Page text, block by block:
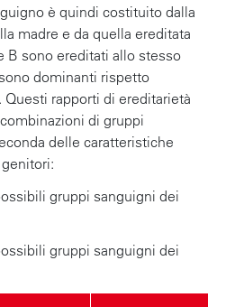
è quindi costituito dalla
madre e da quella ereditata
B sono ereditati allo stesso
dominanti rispetto
Questi rapporti di ereditarietà
di gruppi
delle caratteristiche
gruppi sanguigni dei
gruppi sanguigni dei